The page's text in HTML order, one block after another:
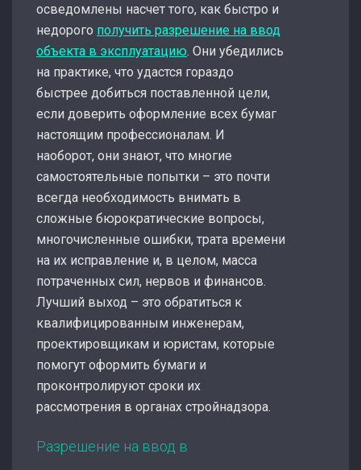
осведомлены насчет того, как быстро и
недорого получить разрешение на ввод
объекта в эксплуатацию. Они убедились
на практике, что удастся гораздо
быстрее добиться поставленной цели,
если доверить оформление всех бумаг
настоящим профессионалам. И
наоборот, они знают, что многие
самостоятельные попытки – это почти
всегда необходимость внимать в
сложные бюрократические вопросы,
многочисленные ошибки, трата времени
на их исправление и, в целом, масса
потраченных сил, нервов и финансов.
Лучший выход – это обратиться к
квалифицированным инженерам,
проектировщикам и юристам, которые
помогут оформить бумаги и
проконтролируют сроки их
рассмотрения в органах стройнадзора.
Разрешение на ввод в